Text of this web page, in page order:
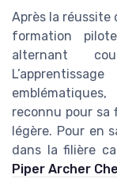
Après la
formation
alternant
reconnu pour sa
légère. Pour en
dans la filière
Piper Archer